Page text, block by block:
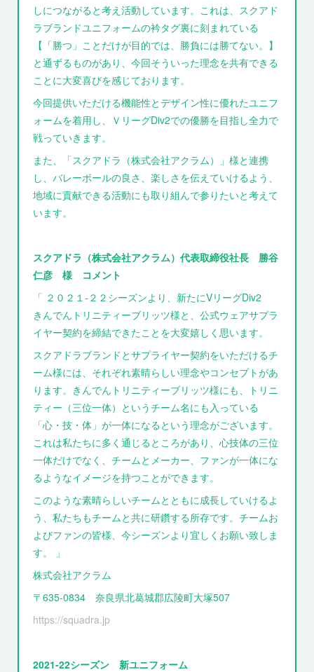
しにつながると考え活動しています。これは、スクアド
ラブランドユニフォームの衿タグ裏に刻まれている
【「勝つ」ことだけが目的では、勝負には勝てない。】
と通ずるものがあり、今回そういった理念を共有できる
ことに大変喜びを感じております。
今回提供いただける機能性とデザイン性に優れたユニフ
ォームを着用し、ＶリーグDiv2での優勝を目指し全力で
戦っていきます。
また、「スクアドラ（株式会社アクラム）」様と連携
し、バレーボールの良さ、楽しさを伝えていけるよう、
地域に貢献できる活動にも取り組んで参りたいと考えて
います。
スクアドラ（株式会社アクラム）代表取締役社長 勝谷
仁彦 様 コメント
「 ２０２１‐２２シーズンより、新たにVリーグDiv2
きんでんトリニティーブリッツ様と、公式ウェアサプラ
イヤー契約を締結できたことを大変嬉しく思います。
スクアドラブランドとサプライヤー契約をいただけるチ
ーム様には、それぞれ素晴らしい理念やコンセプトがあ
ります。きんでんトリニティーブリッツ様にも、トリニ
ティー（三位一体）というチーム名にも入っている
「心・技・体」が一体になるという理念がございます。
これは私たちに多く通じるところがあり、心技体の三位
一体だけでなく、チームとメーカー、ファンが一体にな
るようなイメージを持つことができます。
このような素晴らしいチームとともに成長していけるよ
う、私たちもチームと共に研鑽する所存です。チームお
よびファンの皆様、今シーズンより宜しくお願い致しま
す。 」
株式会社アクラム
〒635-0834 奈良県北葛城郡広陵町大塚507
https://squadra.jp
2021-22シーズン 新ユニフォーム